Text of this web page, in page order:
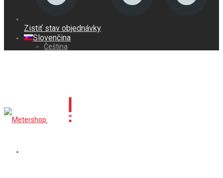
Zistiť stav objednávky
Slovenčina
Čeština